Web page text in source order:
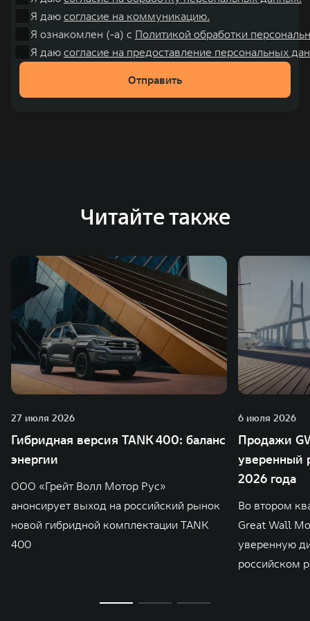
Я даю согласие на коммуникацию.
Я ознакомлен (-а) с Политикой обработки
Я даю согласие на предоставление персональных
Отправить
Читайте также
27 июля 2026
Гибридная версия TANK 400: баланс
энергии
ООО «Грейт Волл Мотор Рус»
анонсирует выход на российский рынок
новой гибридной комплектации TANK
400
6 июля 2026
Продажи
уверенный
2026 года
Во втором
Great Wall
уверенную
российском